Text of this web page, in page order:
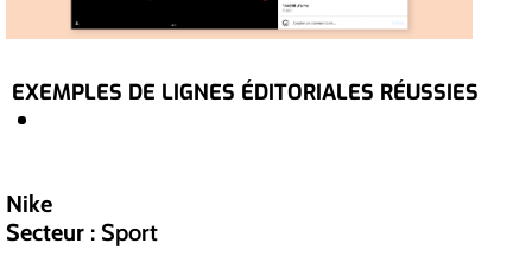
EXEMPLES DE LIGNES ÉDITORIALES RÉUSSIES
Nike
Secteur : Sport